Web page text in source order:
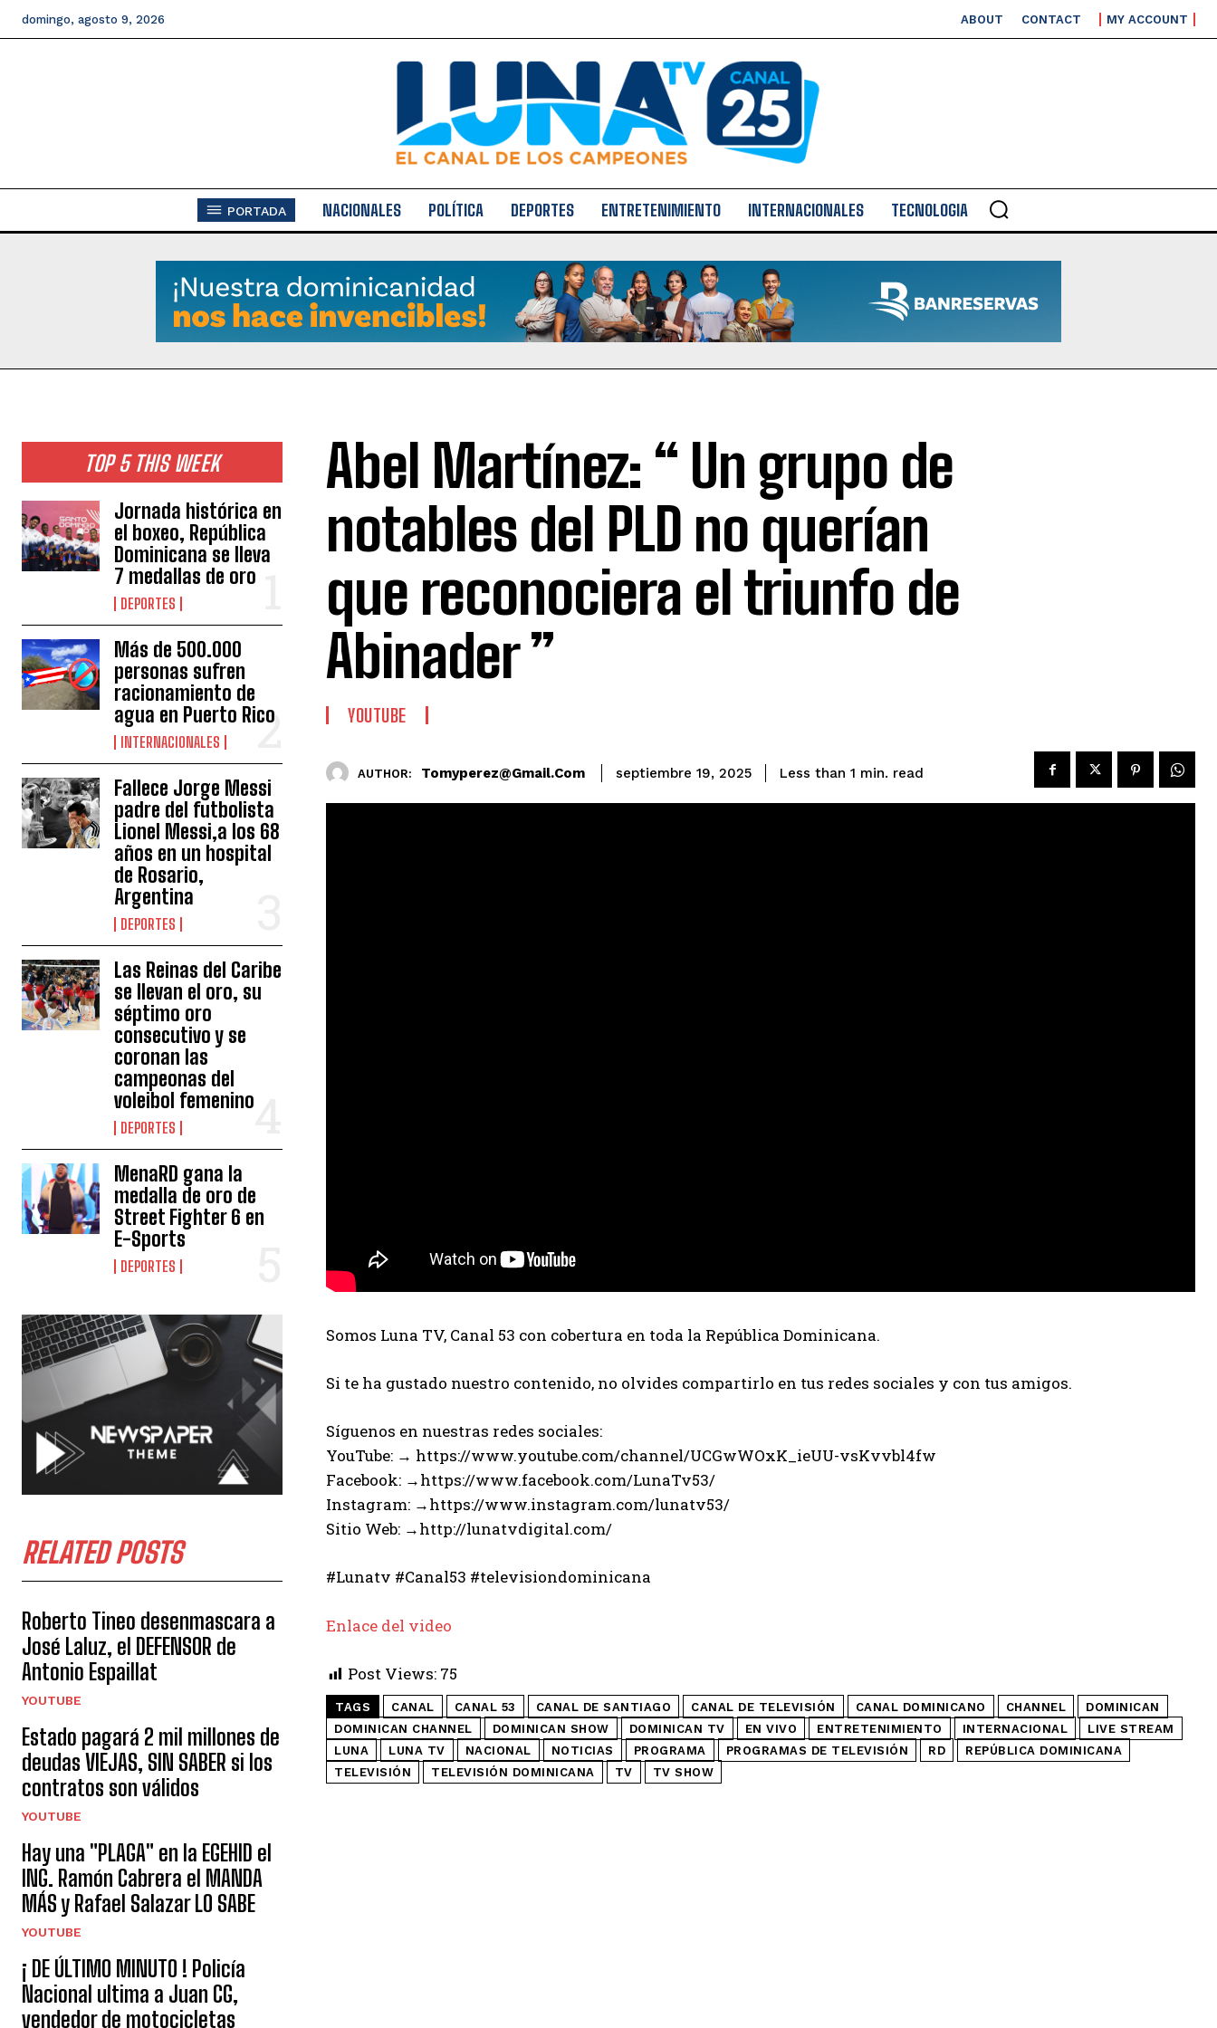
domingo, agosto 9, 2026 ABOUT CONTACT MY ACCOUNT
PORTADA NACIONALES POLÍTICA DEPORTES ENTRETENIMIENTO INTERNACIONALES TECNOLOGIA
TOP 5 THIS WEEK
Jornada histórica en
el boxeo, República
Dominicana se lleva
7 medallas de oro
DEPORTES
Más de 500.000
personas sufren
racionamiento de
agua en Puerto Rico
INTERNACIONALES
Fallece Jorge Messi
padre del futbolista
Lionel Messi,a los 68
años en un hospital
de Rosario,
Argentina
DEPORTES
Las Reinas del Caribe
se llevan el oro, su
séptimo oro
consecutivo y se
coronan las
campeonas del
voleibol femenino
DEPORTES
MenaRD gana la
medalla de oro de
Street Fighter 6 en
E-Sports
DEPORTES
RELATED POSTS
Roberto Tineo desenmascara a
José Laluz, el DEFENSOR de
Antonio Espaillat
YOUTUBE
Estado pagará 2 mil millones de
deudas VIEJAS, SIN SABER si los
contratos son válidos
YOUTUBE
Hay una "PLAGA" en la EGEHID el
ING. Ramón Cabrera el MANDA
MÁS y Rafael Salazar LO SABE
YOUTUBE
¡ DE ÚLTIMO MINUTO ! Policía
Nacional ultima a Juan CG,
vendedor de motocicletas
Abel Martínez: “ Un grupo de
notables del PLD no querían
que reconociera el triunfo de
Abinader ”
YOUTUBE
AUTHOR: Tomyperez@gmail.com septiembre 19, 2025 Less than 1 min. read
Somos Luna TV, Canal 53 con cobertura en toda la República Dominicana.
Si te ha gustado nuestro contenido, no olvides compartirlo en tus redes sociales y con tus amigos.
Síguenos en nuestras redes sociales:
YouTube: → https://www.youtube.com/channel/UCGwWOxK_ieUU-vsKvvbl4fw
Facebook: →https://www.facebook.com/LunaTv53/
Instagram: →https://www.instagram.com/lunatv53/
Sitio Web: →http://lunatvdigital.com/
#Lunatv #Canal53 #televisiondominicana
Enlace del video
Post Views: 75
TAGS CANAL CANAL 53 CANAL DE SANTIAGO CANAL DE TELEVISIÓN CANAL DOMINICANO CHANNEL
DOMINICAN
DOMINICAN CHANNEL
DOMINICAN SHOW DOMINICAN TV EN VIVO ENTRETENIMIENTO INTERNACIONAL
LIVE STREAM
LUNA
LUNA TV NACIONAL NOTICIAS PROGRAMA PROGRAMAS DE TELEVISIÓN RD
REPÚBLICA DOMINICANA
TELEVISIÓN
TELEVISIÓN DOMINICANA TV TV SHOW